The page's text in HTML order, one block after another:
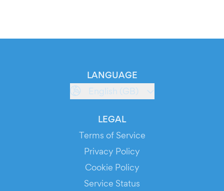
LANGUAGE
English (GB)
LEGAL
Terms of Service
Privacy Policy
Cookie Policy
Service Status